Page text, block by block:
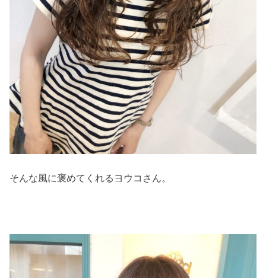
そんな風に褒めてくれるヨウコさん。